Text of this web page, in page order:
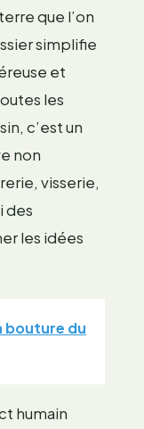
que l’on
simplifie
et
les
c’est un
non
visserie,
des
les idées
bouture du
humain